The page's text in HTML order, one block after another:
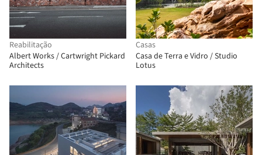
Reabilitação
Albert Works / Cartwright Pickard
Architects
Casas
Casa de Terra e Vidro / Studio
Lotus